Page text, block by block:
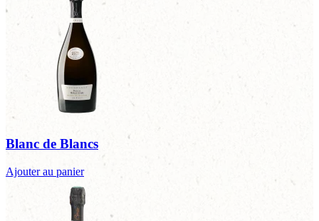
Blanc de Blancs
Ajouter au panier